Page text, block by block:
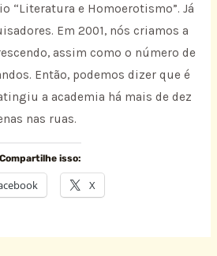
“Literatura e Homoerotismo”. Já
Em 2001, nós criamos a
assim como o número de
Então, podemos dizer que é
a academia há mais de dez
nas ruas.
Compartilhe isso:
X